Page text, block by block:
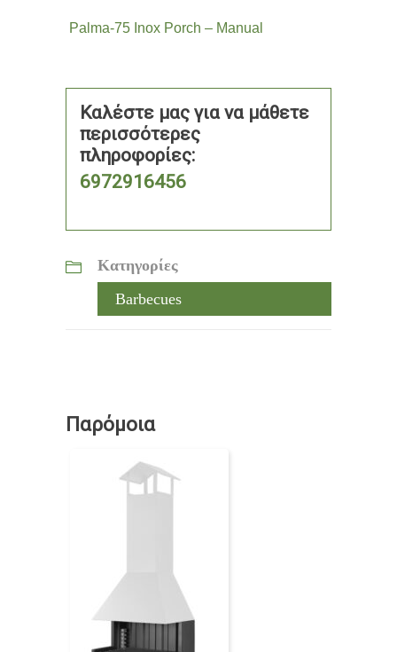
Palma-75 Inox Porch – Manual
Καλέστε μας για να μάθετε
περισσότερες
πληροφορίες:
6972916456
Κατηγορίες
Barbecues
Παρόμοια